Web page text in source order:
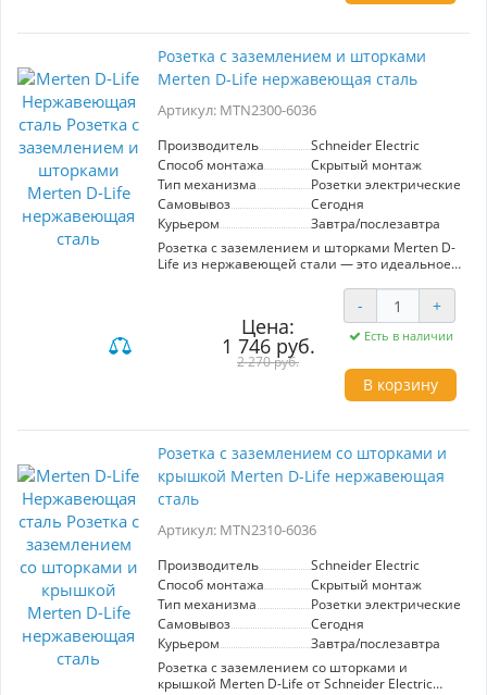
тщательная сборка обеспечивают
механическим повреждениям. Установка
розетки проста и удобна, что позволяет
D-Life, вы получаете не только
привлекательность для вашего дома или
офиса.
Розетка с заземлением и шторками
Merten D-Life нержавеющая сталь
Артикул: MTN2300-6036
Производитель
Schneider Electric
Способ монтажа
Скрытый монтаж
Тип механизма
Розетки электрические
Самовывоз
Сегодня
Курьером
Завтра/послезавтра
Розетка с заземлением и шторками Merten D-
Life из нержавеющей стали — это идеальное
Производитель Schneider Electric создал эту
модель с акцентом на долговечность и
функциональность. Нержавеющая сталь
придаёт розетке современный вид и
обеспечивает защиту от коррозии, что делает
её подходящей для любых интерьеров,
включая кухни и ванные комнаты. Шторки
предотвращая случайный контакт с
актуально в домах с детьми. Модель
соответствует высоким стандартам качества и
надёжности, что гарантирует долгий срок
службы. Установка розетки проста и быстра, а
её элегантный дизайн легко вписывается в
любое пространство, подчеркивая
эстетическую ценность вашего интерьера.
Выбирайте Merten D-Life для уверенности в
безопасности и стиле.
Цена:
1 746 руб.
2 270 руб.
- +
Есть в наличии
В корзину
Розетка с заземлением со шторками и
крышкой Merten D-Life нержавеющая
сталь
Артикул: MTN2310-6036
Производитель
Schneider Electric
Способ монтажа
Скрытый монтаж
Тип механизма
Розетки электрические
Самовывоз
Сегодня
Курьером
Завтра/послезавтра
Розетка с заземлением со шторками и
крышкой Merten D-Life от Schneider Electric